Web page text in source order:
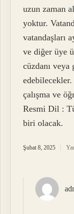
uzun zaman
yoktur.
vatandaşları
ve diğer üye
cüzdanı
çalışma ve
Resmi Dil :
biri olacak.
Şubat 8, 2025